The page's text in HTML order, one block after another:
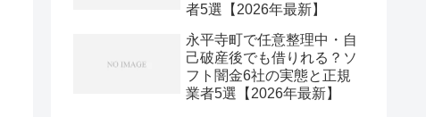
者5選【2026年最新】
永平寺町で任意整理中・自
己破産後でも借りれる？ソ
フト闇金6社の実態と正規
業者5選【2026年最新】